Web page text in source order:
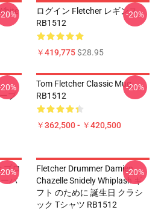
ログイン Fletcher レギンス
RB1512
￥419,775$28.95
-20%
ブ
Tom Fletcher Classic Mug
RB1512
￥362,500 - ￥420,500
-20%
プロ
バ
Fletcher Drummer Damien
Chazelle Snidely Whiplash ギ
フト のために 誕生日 クラシ
ック Tシャツ RB1512
-20%